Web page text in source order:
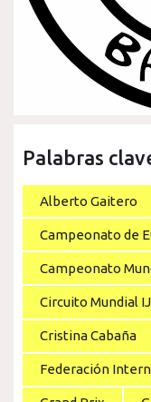
Palabras
Alberto Gaitero
Campeonato de
Campeonato
Circuito Mundial
Cristina Cabaña
Federación